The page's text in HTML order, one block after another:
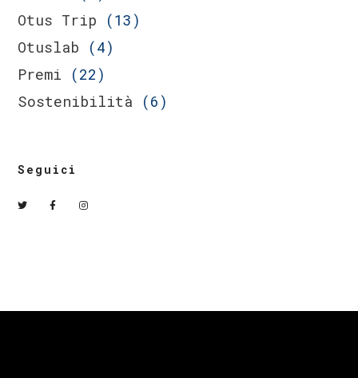
Otus Trip (13)
Otuslab (4)
Premi (22)
Sostenibilità (6)
Seguici